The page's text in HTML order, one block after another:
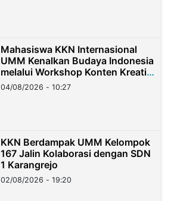
Mahasiswa KKN Internasional
UMM Kenalkan Budaya Indonesia
melalui Workshop Konten Kreatif
di Taiwan
04/08/2026 - 10:27
KKN Berdampak UMM Kelompok
167 Jalin Kolaborasi dengan SDN
1 Karangrejo
02/08/2026 - 19:20